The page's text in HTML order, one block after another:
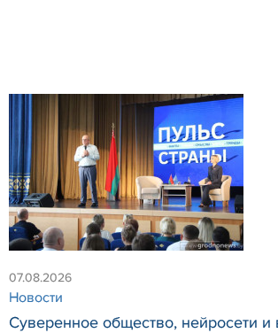
07.08.2026
Новости
Суверенное общество, нейросети и